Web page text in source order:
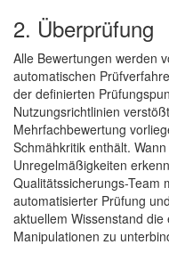
2. Überprüfung
Alle Bewertungen werden
automatischen
der definierten
Nutzungsrichtlinien
Mehrfachbewertung
Schmähkritik enthält.
Unregelmäßigkeiten
Qualitätssicherungs-Team
automatisierter Prüfung
aktuellem Wissenstand
Manipulationen zu